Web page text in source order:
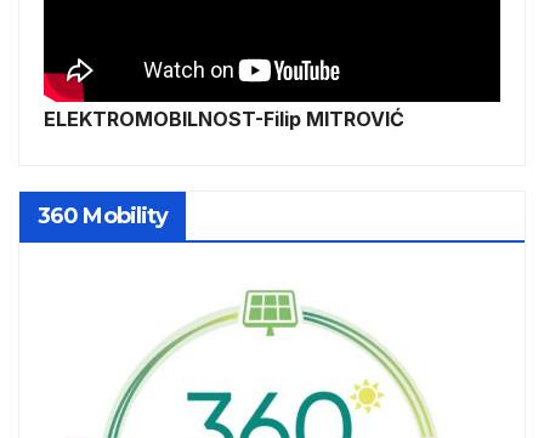
ELEKTROMOBILNOST-Filip MITROVIĆ
360 Mobility